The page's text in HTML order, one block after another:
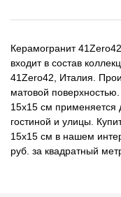
Керамогранит
входит в состав
41Zero42, Италия.
матовой
15x15 см применяется
гостиной и улицы.
15x15 см в нашем
руб. за квадратный